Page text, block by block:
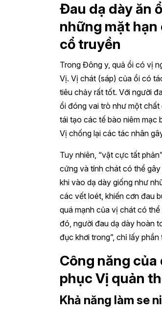
Đau dạ dày ăn
những mặt hạn
cổ truyền
Trong Đông y, quả ổi có vị
Vị. Vị chát (sáp) của ổi có
tiêu chảy rất tốt. Với người
ổi đóng vai trò như một
tái tạo các tế bào niêm mạc
Vị chống lại các tác nhân
Tuy nhiên, “vật cực tất
cứng và tính chát có thể
khi vào dạ dày giống như
các vết loét, khiến cơn đau
quá mạnh của vị chát có
đó, người đau dạ dày hoàn
đục khơi trong”, chỉ lấy
Công năng của
phục Vị quản
Khả năng làm se